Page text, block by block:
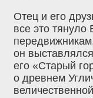
Отец и его
все это тянуло
он
его «Старый
о древнем